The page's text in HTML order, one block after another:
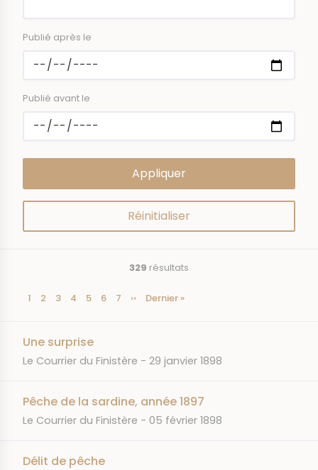
Publié après le
Publié avant le
329 résultats
Pagination
Page
1 Page
2 Page
3 Page
4 Page
5 Page
6 Page
7
Page
››
Dernière
Dernier »
Une surprise
JOURNAL
Le Courrier du Finistère DATE
29 janvier 1898
Pêche de la sardine, année 1897
JOURNAL
Le Courrier du Finistère DATE
05 février 1898
Délit de pêche